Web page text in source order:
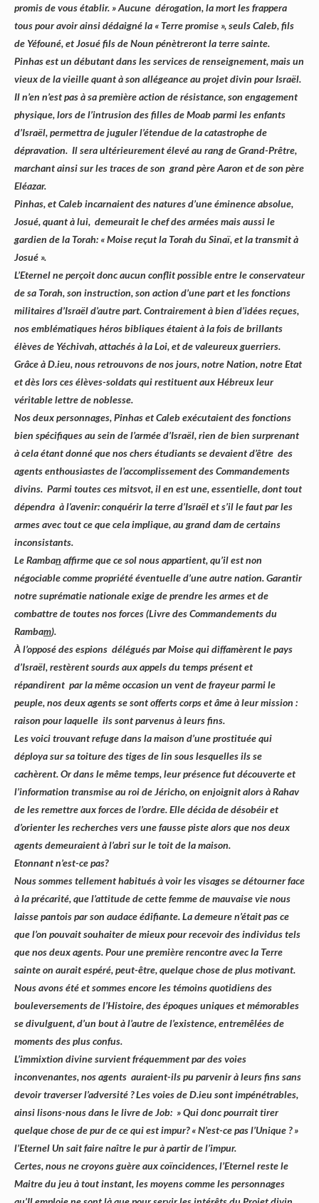
promis de vous établir. » Aucune dérogation, la mort les frappera
tous pour avoir ainsi dédaigné la « Terre promise », seuls Caleb, fils
de Yéfouné, et Josué fils de Noun pénètreront la terre sainte.
Pinhas est un débutant dans les services de renseignement, mais un
vieux de la vieille quant à son allégeance au projet divin pour Israël.
Il n’en n’est pas à sa première action de résistance, son engagement
physique, lors de l’intrusion des filles de Moab parmi les enfants
d’Israël, permettra de juguler l’étendue de la catastrophe de
dépravation. Il sera ultérieurement élevé au rang de Grand-Prêtre,
marchant ainsi sur les traces de son grand père Aaron et de son père
Eléazar.
Pinhas, et Caleb incarnaient des natures d’une éminence absolue,
Josué, quant à lui, demeurait le chef des armées mais aussi le
gardien de la Torah: « Moise reçut la Torah du Sinaï, et la transmit à
Josué ».
L’Eternel ne perçoit donc aucun conflit possible entre le conservateur
de sa Torah, son instruction, son action d’une part et les fonctions
militaires d’Israël d’autre part. Contrairement à bien d’idées reçues,
nos emblématiques héros bibliques étaient à la fois de brillants
élèves de Yéchivah, attachés à la Loi, et de valeureux guerriers.
Grâce à D.ieu, nous retrouvons de nos jours, notre Nation, notre Etat
et dès lors ces élèves-soldats qui restituent aux Hébreux leur
véritable lettre de noblesse.
Nos deux personnages, Pinhas et Caleb exécutaient des fonctions
bien spécifiques au sein de l’armée d’Israël, rien de bien surprenant
à cela étant donné que nos chers étudiants se devaient d’être des
agents enthousiastes de l’accomplissement des Commandements
divins. Parmi toutes ces mitsvot, il en est une, essentielle, dont tout
dépendra à l’avenir: conquérir la terre d’Israël et s’il le faut par les
armes avec tout ce que cela implique, au grand dam de certains
inconsistants.
Le Ramban affirme que ce sol nous appartient, qu’il est non
négociable comme propriété éventuelle d’une autre nation. Garantir
notre suprématie nationale exige de prendre les armes et de
combattre de toutes nos forces (Livre des Commandements du
Rambam).
À l’opposé des espions délégués par Moise qui diffamèrent le pays
d’Israël, restèrent sourds aux appels du temps présent et
répandirent par la même occasion un vent de frayeur parmi le
peuple, nos deux agents se sont offerts corps et âme à leur mission :
raison pour laquelle ils sont parvenus à leurs fins.
Les voici trouvant refuge dans la maison d’une prostituée qui
déploya sur sa toiture des tiges de lin sous lesquelles ils se
cachèrent. Or dans le même temps, leur présence fut découverte et
l’information transmise au roi de Jéricho, on enjoignit alors à Rahav
de les remettre aux forces de l’ordre. Elle décida de désobéir et
d’orienter les recherches vers une fausse piste alors que nos deux
agents demeuraient à l’abri sur le toit de la maison.
Etonnant n’est-ce pas?
Nous sommes tellement habitués à voir les visages se détourner face
à la précarité, que l’attitude de cette femme de mauvaise vie nous
laisse pantois par son audace édifiante. La demeure n’était pas ce
que l’on pouvait souhaiter de mieux pour recevoir des individus tels
que nos deux agents. Pour une première rencontre avec la Terre
sainte on aurait espéré, peut-être, quelque chose de plus motivant.
Nous avons été et sommes encore les témoins quotidiens des
bouleversements de l’Histoire, des époques uniques et mémorables
se divulguent, d’un bout à l’autre de l’existence, entremêlées de
moments des plus confus.
L’immixtion divine survient fréquemment par des voies
inconvenantes, nos agents auraient-ils pu parvenir à leurs fins sans
devoir traverser l’adversité ? Les voies de D.ieu sont impénétrables,
ainsi lisons-nous dans le livre de Job: » Qui donc pourrait tirer
quelque chose de pur de ce qui est impur? « N’est-ce pas l’Unique ? »
l’Eternel Un sait faire naître le pur à partir de l’impur.
Certes, nous ne croyons guère aux coïncidences, l’Eternel reste le
Maitre du jeu à tout instant, les moyens comme les personnages